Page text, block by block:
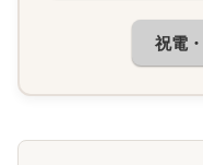
祝電